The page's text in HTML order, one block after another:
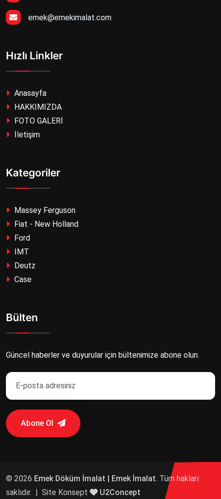
emek@emekimalat.com
Hızlı Linkler
Anasayfa
HAKKIMIZDA
FOTO GALERİ
İletişim
Kategoriler
Massey Ferguson
Fiat - New Holland
Ford
IMT
Deutz
Case
Bülten
Güncel haberler ve duyurular için bültenimize abone olun.
Abone Ol
© 2026 Emek Döküm İmalat | Emek İmalat. Tüm hakları
saklıdır. | Site Konsept U2Concept